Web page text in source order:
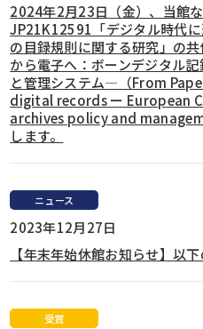
2024年2月23日（金）、当館
JP21K12591「デジタル時代
の目録規則に関する研究」の
から電子へ：ボーンデジタル
と管理システム―（From
digital records ー European
archives policy and
します。
ニュース
2023年12月27日
【年末年始休館お知らせ】以
受賞